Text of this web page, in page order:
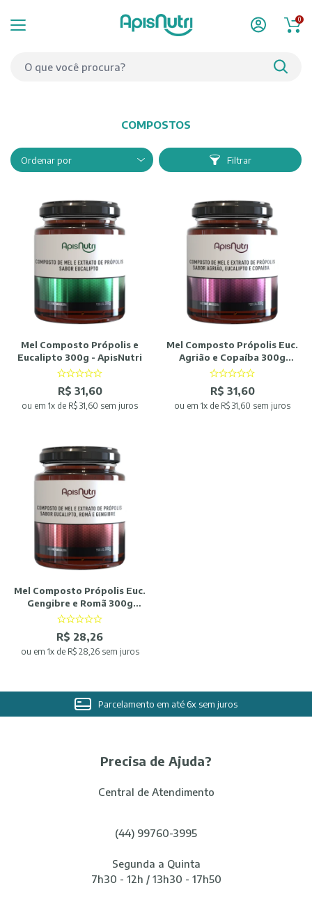
0
COMPOSTOS
Filtrar
Mel Composto Própolis e
Eucalipto 300g - ApisNutri
R$ 31,60
ou em 1x de R$ 31,60 sem juros
Mel Composto Própolis Euc.
Agrião e Copaíba 300g
ApisNutri
R$ 31,60
ou em 1x de R$ 31,60 sem juros
Mel Composto Própolis Euc.
Gengibre e Romã 300g
ApisNutri
R$ 28,26
ou em 1x de R$ 28,26 sem juros
Parcelamento em até 6x sem juros
Precisa de Ajuda?
Central de Atendimento
(44) 99760-3995
Segunda a Quinta
7h30 - 12h / 13h30 - 17h50